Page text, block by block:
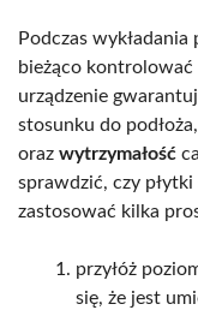
Podczas
bieżąco
urządzenie
stosunku do
oraz wytrzymałość
sprawdzić, czy
zastosować kilka
przyłóż
się, że jest